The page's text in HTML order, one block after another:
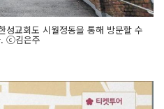
성교회도 시월정동을 통해 방문할 수
. ⓒ김은주